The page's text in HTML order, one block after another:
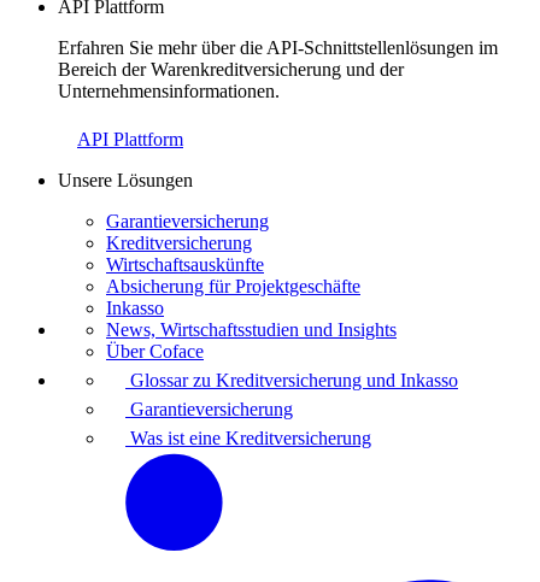
API Plattform
Erfahren Sie mehr über die API-Schnittstellenlösungen im
Bereich der Warenkreditversicherung und der
Unternehmensinformationen.
API Plattform
Unsere Lösungen
Garantieversicherung
Kreditversicherung
Wirtschaftsauskünfte
Absicherung für Projektgeschäfte
Inkasso
News, Wirtschaftsstudien und Insights
Über Coface
Glossar zu Kreditversicherung und Inkasso
Garantieversicherung
Was ist eine Kreditversicherung